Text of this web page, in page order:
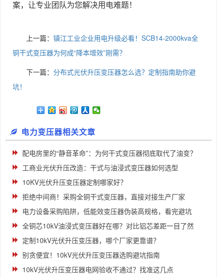
案，让专业团队为您解决用电难题！
上一篇： 镇江工业企业用电升级必看！SCB14-2000kva全
铜干式变压器为何成“降本增效”刚需？
下一篇： 分布式光伏升压变压器怎么选？定制指南助你避
坑！
电力变压器相关文章
配电房里的“静音革命”：为何干式变压器彻底取代了油变？
工商业光伏升压改造：干式与油浸式变压器如何选型
10KV光伏升压变压器定制哪家好？
拒绝中间商！采购全铜干式变压器，直接对接生产厂家
电力设备采购陷阱，低能效变压器伪装高规格，看完避坑
全铜芯10kV油浸式变压器好在哪？对比铝芯差距一目了然
定制10kV光伏升压变压器，哪个厂家更靠谱？
别贪便宜！10kV光伏升压变压器选购避坑指南
10kV光伏升压变压器电网验收不通过？找准这几点